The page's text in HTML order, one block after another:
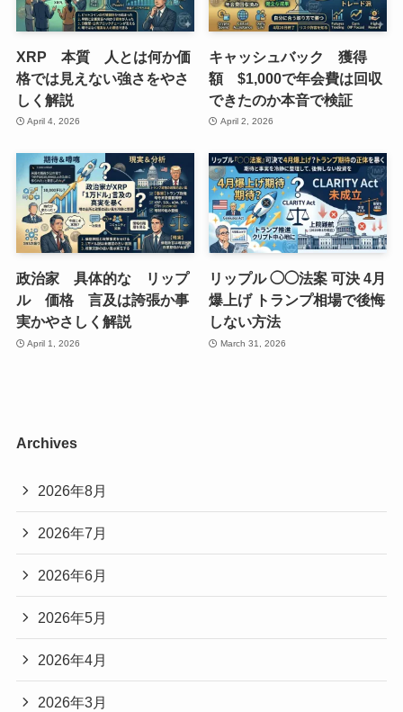
XRP 本質 人とは何か価
格では見えない強さをやさ
しく解説
April 4, 2026
キャッシュバック 獲得
額 $1,000で年会費は回収
できたのか本音で検証
April 2, 2026
政治家 具体的な リップ
ル 価格 言及は誇張か事
実かやさしく解説
April 1, 2026
リップル ◯◯法案 可決 4月
爆上げ トランプ相場で後悔
しない方法
March 31, 2026
Archives
2026年8月
2026年7月
2026年6月
2026年5月
2026年4月
2026年3月